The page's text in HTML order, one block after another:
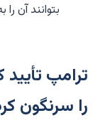
بتوانند آن
ترامپ تأیید
را سرنگون